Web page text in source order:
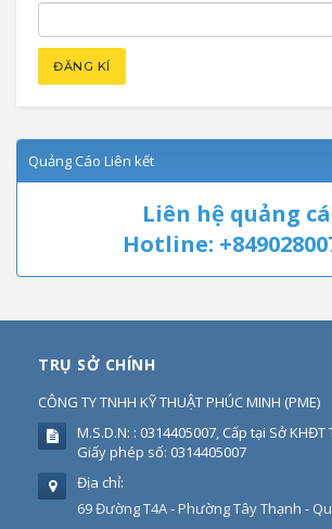
Quảng Cáo Liên kết
Liên hệ quảng
Hotline:
TRỤ SỞ CHÍNH
CÔNG TY TNHH KỸ THUẬT PHÚC MINH (PME)
M.S.D.N: : 0314405007, Cấp tại Sở KHĐT
Giấy phép số: 0314405007
Địa chỉ:
69 Đường T4A - Phường Tây Thạnh -